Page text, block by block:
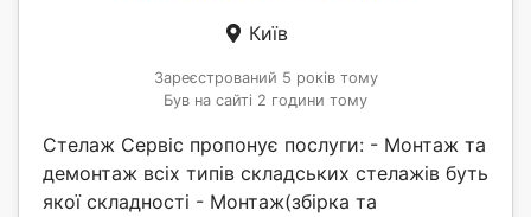
Київ
Зареєстрований 5 років тому
Був на сайті 2 години тому
Стелаж Сервіс пропонує послуги: - Монтаж та
демонтаж всіх типів складських стелажів буть
якої складності - Монтаж(збірка та